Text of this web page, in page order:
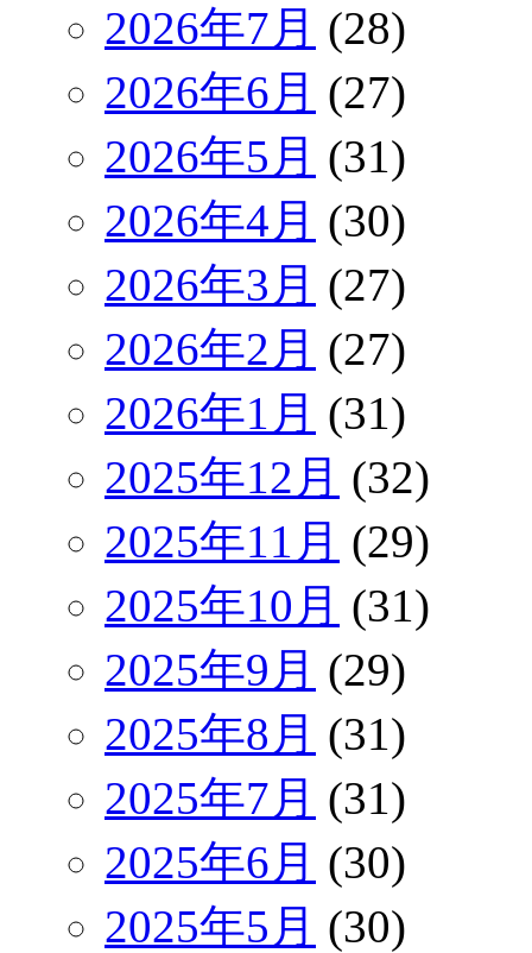
2026年7月 (28)
2026年6月 (27)
2026年5月 (31)
2026年4月 (30)
2026年3月 (27)
2026年2月 (27)
2026年1月 (31)
2025年12月 (32)
2025年11月 (29)
2025年10月 (31)
2025年9月 (29)
2025年8月 (31)
2025年7月 (31)
2025年6月 (30)
2025年5月 (30)